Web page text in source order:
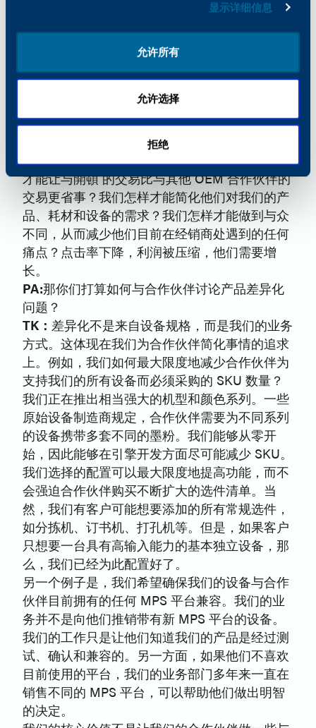
显示详细信息
允许所有
允许选择
拒绝
是信任。我们是值得信赖的。他们知道，与我们
合作要比与其他 OEM 合作伙伴合作容易得多。
我们没有同样的压力，这减轻了不断提高订单量
的需要。我们没有催促我们的工厂。我们没有制
造开发团队催促我们销售更多他们开发的产品。
我们的目标是支持我们的合作伙伴，并提供一个
替代方案。我们如何才能成为他们希望拥有的原
始设备制造商？我们要解决对合作伙伴真正重要
的问题。我们如何让业务变得更简单？我们怎样
才能让与開頓 的交易比与其他 OEM 合作伙伴的
交易更省事？我们怎样才能简化他们对我们的产
品、耗材和设备的需求？我们怎样才能做到与众
不同，从而减少他们目前在经销商处遇到的任何
痛点？点击率下降，利润被压缩，他们需要增
长。
PA:那你们打算如何与合作伙伴讨论产品差异化
问题？
TK： 差异化不是来自设备规格，而是我们的业务
方式。这体现在我们为合作伙伴简化事情的追求
上。例如，我们如何最大限度地减少合作伙伴为
支持我们的所有设备而必须采购的 SKU 数量？
我们正在推出相当强大的机型和颜色系列。一些
原始设备制造商规定，合作伙伴需要为不同系列
的设备携带多套不同的墨粉。我们能够从零开
始，因此能够在引擎开发方面尽可能减少 SKU。
我们选择的配置可以最大限度地提高功能，而不
会强迫合作伙伴购买不断扩大的选件清单。当
然，我们有客户可能想要添加的所有常规选件，
如分拣机、订书机、打孔机等。但是，如果客户
只想要一台具有高输入能力的基本独立设备，那
么，我们已经为此配置好了。
另一个例子是，我们希望确保我们的设备与合作
伙伴目前拥有的任何 MPS 平台兼容。我们的业
务并不是向他们推销带有新 MPS 平台的设备。
我们的工作只是让他们知道我们的产品是经过测
试、确认和兼容的。另一方面，如果他们不喜欢
目前使用的平台，我们的业务部门多年来一直在
销售不同的 MPS 平台，可以帮助他们做出明智
的决定。